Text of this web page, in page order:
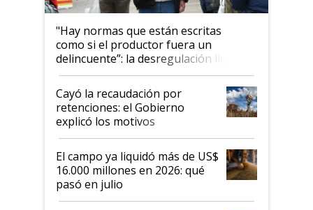
"Hay normas que están escritas
como si el productor fuera un
delincuente”: la desregulación llegó
al Congreso Aapresid y hasta se
habló del financiamiento al IPCVA
Cayó la recaudación por
retenciones: el Gobierno
explicó los motivos
El campo ya liquidó más de US$
16.000 millones en 2026: qué
pasó en julio